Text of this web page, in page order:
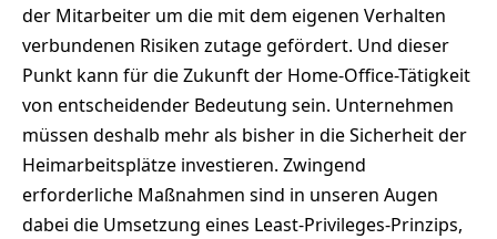
der Mitarbeiter um die mit dem eigenen Verhalten
verbundenen Risiken zutage gefördert. Und dieser
Punkt kann für die Zukunft der Home-Office-Tätigkeit
von entscheidender Bedeutung sein. Unternehmen
müssen deshalb mehr als bisher in die Sicherheit der
Heimarbeitsplätze investieren. Zwingend
erforderliche Maßnahmen sind in unseren Augen
dabei die Umsetzung eines Least-Privileges-Prinzips,